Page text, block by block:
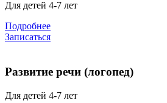
Для детей 4-7 лет
Подробнее
Записаться
Развитие речи (логопед)
Для детей 4-7 лет